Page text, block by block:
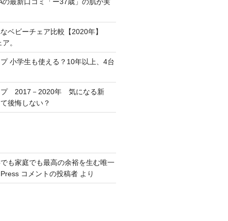
の最新口コミ「ー37歳」の肌が実
ベビーチェア比較【2020年】
。
小学生も使える？10年以上、4台
プ 2017－2020年 気になる新
後悔しない？
も家庭でも最高の余裕を生む唯一
コメントの投稿者より